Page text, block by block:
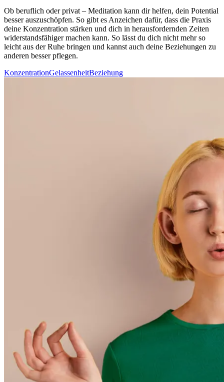
Ob beruf­lich oder privat – Medi­ta­tion kann dir helfen, dein Potential
besser auszuschöpfen. So gibt es Anzeichen dafür, dass die Praxis
deine Konzentration stärken und dich in herausfordernden Zeiten
widerstandsfähiger machen kann. So lässt du dich nicht mehr so
leicht aus der Ruhe brin­gen und kannst auch deine Beziehungen zu
anderen besser pflegen.
KonzentrationGelassenheitBeziehung